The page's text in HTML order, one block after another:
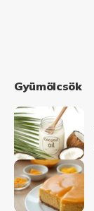
Gyümölcsök